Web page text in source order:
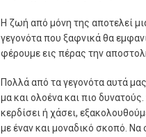
Η ζωή από μόνη της αποτελεί
γεγονότα που ξαφνικά θα
φέρουμε εις πέρας την
Πολλά από τα γεγονότα αυτά
μα και ολοένα και πιο
κερδίσει ή χάσει,
με έναν και μοναδικό σκοπό.